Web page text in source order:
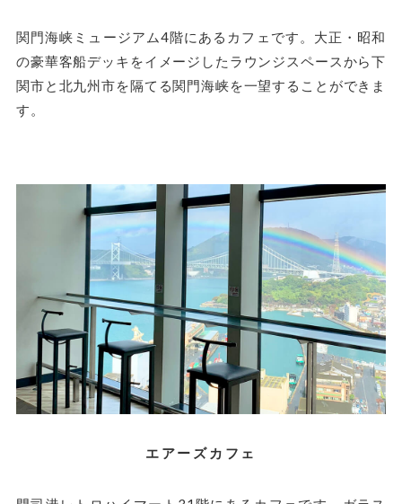
関門海峡ミュージアム4階にあるカフェです。大正・昭和
の豪華客船デッキをイメージしたラウンジスペースから下
関市と北九州市を隔てる関門海峡を一望することができま
す。
エアーズカフェ